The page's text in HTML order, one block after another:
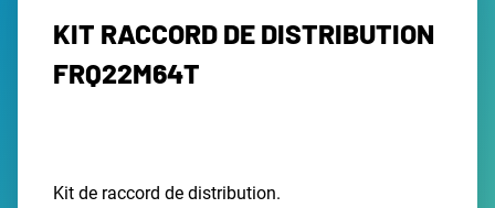
KIT RACCORD DE DISTRIBUTION
FRQ22M64T
Kit de raccord de distribution.